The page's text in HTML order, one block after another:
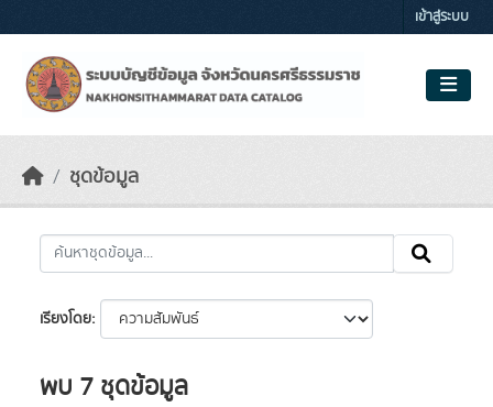
เข้าสู่ระบบ
ชุดข้อมูล
เรียงโดย
พบ 7 ชุดข้อมูล